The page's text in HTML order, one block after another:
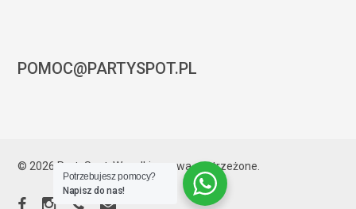
ZOBACZ KOSZYK
POMOC@PARTYSPOT.PL
© 2026 PartySpot. Wszelkie prawa zastrzeżone.
facebookinstagramphoneemail
Potrzebujesz pomocy?
Napisz do nas!